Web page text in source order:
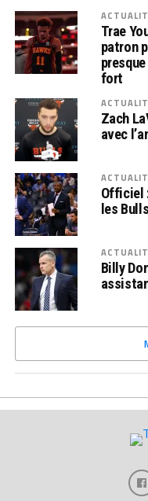
Trae
patron
fort
Zach
avec
Officiel
les
Billy